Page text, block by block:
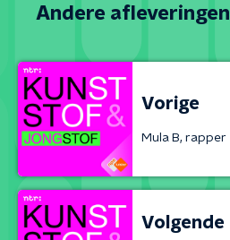
Andere afleveringen
Vorige
Mula B, rapper
Volgende